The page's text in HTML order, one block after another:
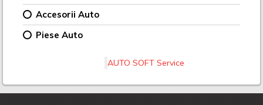
Accesorii Auto
Piese Auto
AUTO SOFT Service